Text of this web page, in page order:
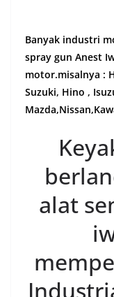
Banyak industri
spray gun Anest
motor.misalnya :
Suzuki, Hino ,
alat